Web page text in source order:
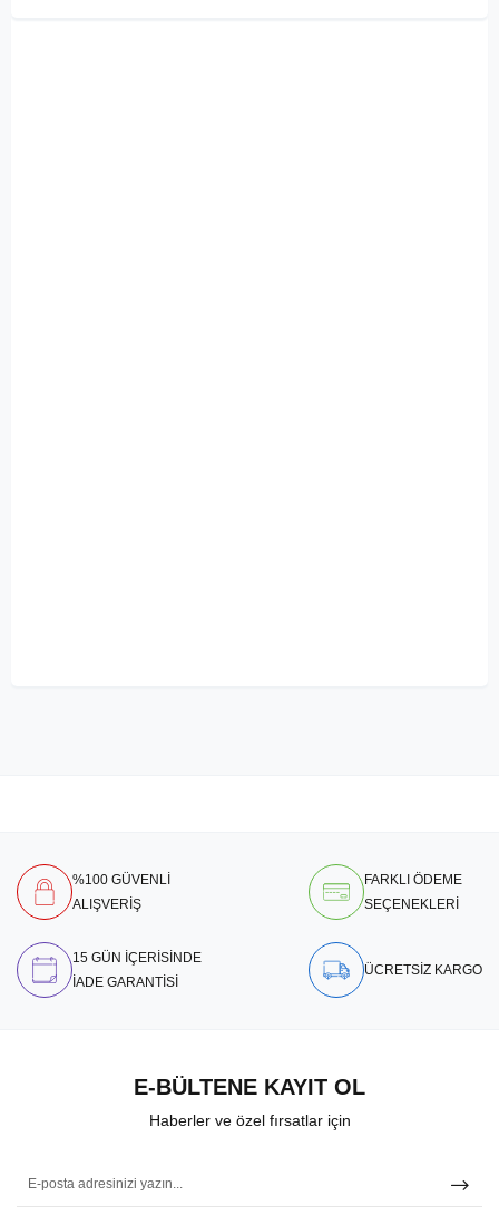
%100 GÜVENLİ
ALIŞVERİŞ
FARKLI ÖDEME
SEÇENEKLERİ
15 GÜN İÇERİSİNDE
İADE GARANTİSİ
ÜCRETSİZ KARGO
E-BÜLTENE KAYIT OL
Haberler ve özel fırsatlar için